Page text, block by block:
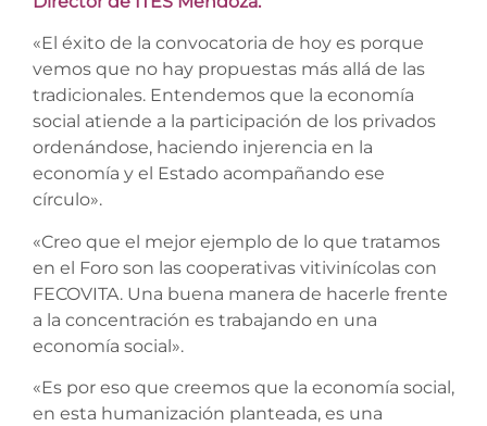
«El éxito de la convocatoria de hoy es porque
vemos que no hay propuestas más allá de las
tradicionales. Entendemos que la economía
social atiende a la participación de los privados
ordenándose, haciendo injerencia en la
economía y el Estado acompañando ese
círculo».
«Creo que el mejor ejemplo de lo que tratamos
en el Foro son las cooperativas vitivinícolas con
FECOVITA. Una buena manera de hacerle frente
a la concentración es trabajando en una
economía social».
«Es por eso que creemos que la economía social,
en esta humanización planteada, es una